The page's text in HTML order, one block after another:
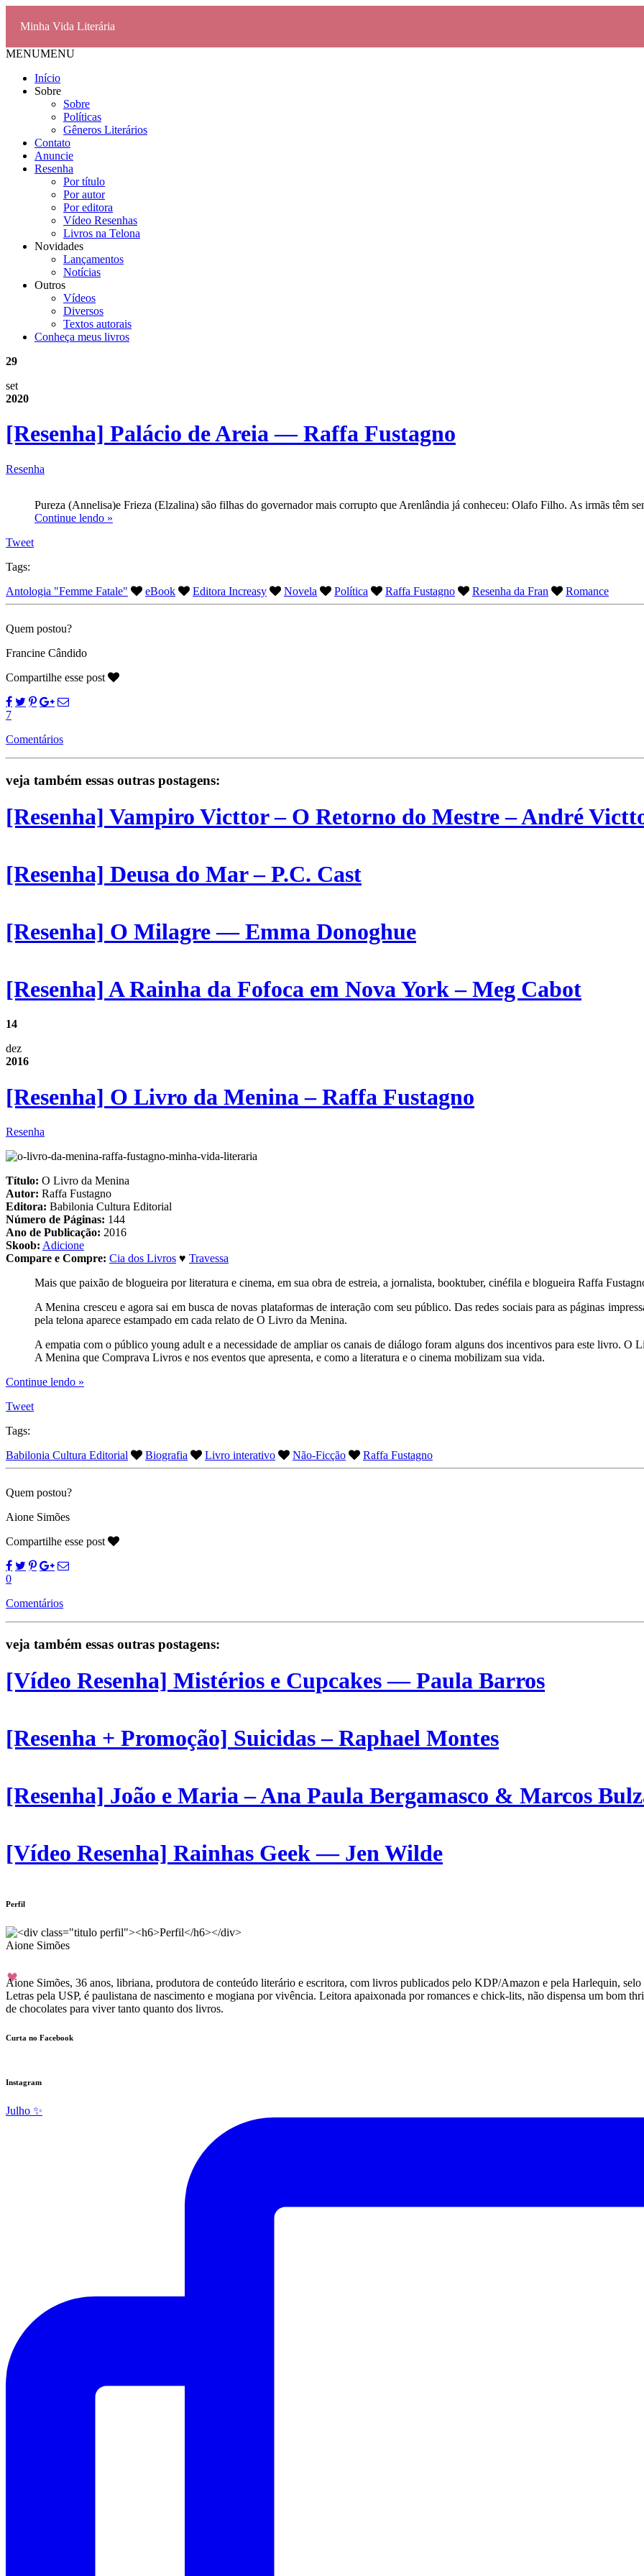
Minha Vida Literária
MENUMENU
Início
Sobre
Sobre
Políticas
Gêneros Literários
Contato
Anuncie
Resenha
Por título
Por autor
Por editora
Vídeo Resenhas
Livros na Telona
Novidades
Lançamentos
Notícias
Outros
Vídeos
Diversos
Textos autorais
Conheça meus livros
29
set
2020
[Resenha] Palácio de Areia — Raffa Fustagno
Resenha
Pureza (Annelisa)e Frieza (Elzalina) são filhas do governador mais corrupto que Arenlândia já conheceu: Olafo Filho. As irmãs têm
Continue lendo »
Tweet
Tags:
Antologia "Femme Fatale"
eBook Editora Increasy Novela Política Raffa Fustagno Resenha da Fran Romance
Quem postou?
Francine Cândido
Compartilhe esse post
7
Comentários
veja também essas outras postagens:
[Resenha] Vampiro Victtor – O Retorno do Mestre – André
[Resenha] Deusa do Mar – P.C. Cast
[Resenha] O Milagre — Emma Donoghue
[Resenha] A Rainha da Fofoca em Nova York – Meg Cabot
14
dez
2016
[Resenha] O Livro da Menina – Raffa Fustagno
Resenha
Título: O Livro da Menina
Autor: Raffa Fustagno
Editora: Babilonia Cultura Editorial
Número de Páginas: 144
Ano de Publicação: 2016
Skoob: Adicione
Compare e Compre: Cia dos Livros ♥ Travessa
Mais que paixão de blogueira por literatura e cinema, em sua obra de estreia, a jornalista, booktuber, cinéfila e blogueira Raffa
A Menina cresceu e agora sai em busca de novas plataformas de interação com seu público. Das redes sociais para as páginas
pela telona aparece estampado em cada relato de O Livro da Menina.
A empatia com o público young adult e a necessidade de ampliar os canais de diálogo foram alguns dos incentivos para este livro. O
A Menina que Comprava Livros e nos eventos que apresenta, e como a literatura e o cinema mobilizam sua vida.
Continue lendo »
Tweet
Tags:
Babilonia Cultura Editorial
Biografia Livro interativo Não-Ficção Raffa Fustagno
Quem postou?
Aione Simões
Compartilhe esse post
0
Comentários
veja também essas outras postagens:
[Vídeo Resenha] Mistérios e Cupcakes — Paula Barros
[Resenha + Promoção] Suicidas – Raphael Montes
[Resenha] João e Maria – Ana Paula Bergamasco & Marcos
[Vídeo Resenha] Rainhas Geek — Jen Wilde
Perfil
Aione Simões
Aione Simões, 36 anos, libriana, produtora de conteúdo literário e escritora, com livros publicados pelo KDP/Amazon e pela Harlequin,
Letras pela USP, é paulistana de nascimento e mogiana por vivência. Leitora apaixonada por romances e chick-lits, não dispensa um bom
de chocolates para viver tanto quanto dos livros.
Curta no Facebook
Instagram
Julho ✨